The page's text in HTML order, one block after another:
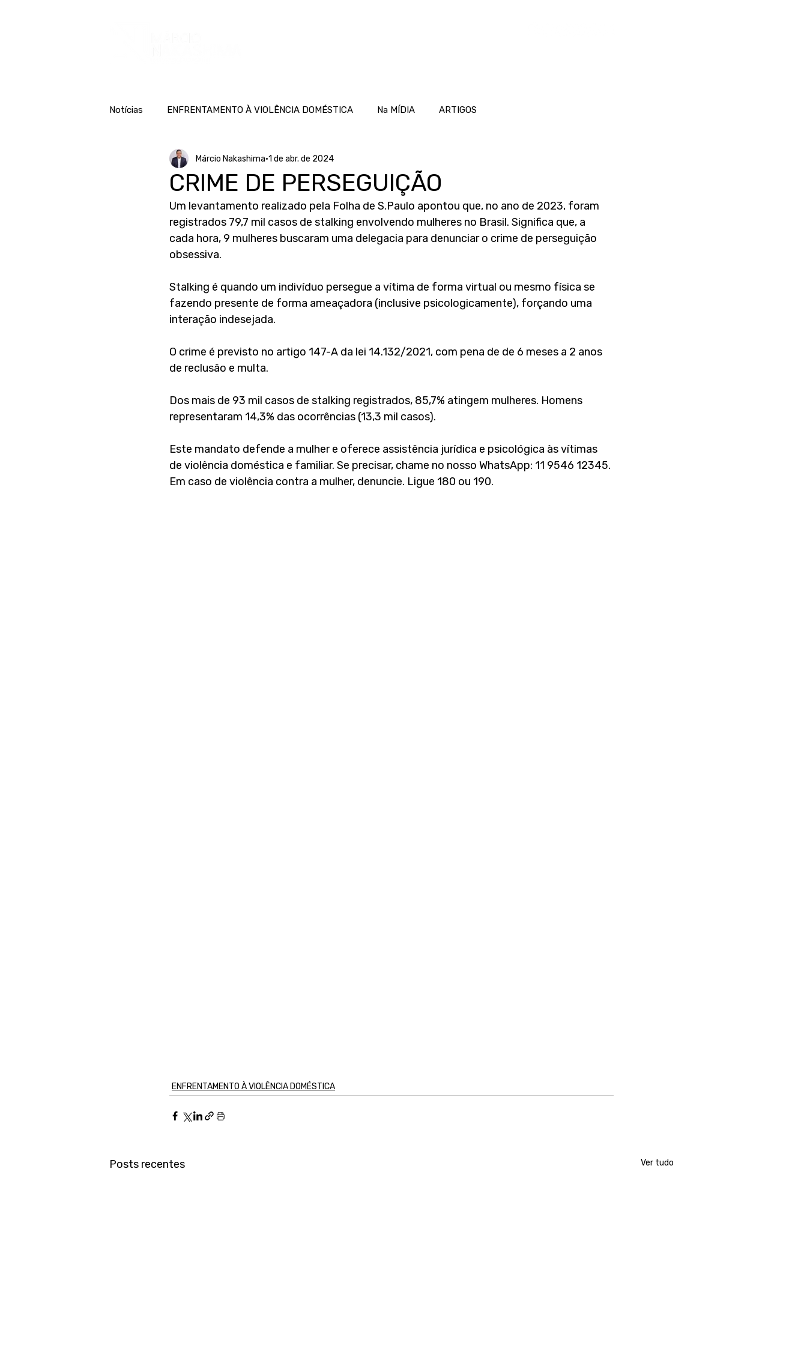
Notícias ENFRENTAMENTO À VIOLÊNCIA DOMÉSTICA Na MÍDIA ARTIGOS
CRIME DE PERSEGUIÇÃO
Márcio Nakashima 1 de abr. de 2024
Um levantamento realizado pela Folha de S.Paulo apontou que, no ano de 2023, foram
registrados 79,7 mil casos de stalking envolvendo mulheres no Brasil. Significa que, a
cada hora, 9 mulheres buscaram uma delegacia para denunciar o crime de perseguição
obsessiva.
Stalking é quando um indivíduo persegue a vítima de forma virtual ou mesmo física se
fazendo presente de forma ameaçadora (inclusive psicologicamente), forçando uma
interação indesejada.
O crime é previsto no artigo 147-A da lei 14.132/2021, com pena de de 6 meses a 2 anos
de reclusão e multa.
Dos mais de 93 mil casos de stalking registrados, 85,7% atingem mulheres. Homens
representaram 14,3% das ocorrências (13,3 mil casos).
Este mandato defende a mulher e oferece assistência jurídica e psicológica às vítimas
de violência doméstica e familiar. Se precisar, chame no nosso WhatsApp: 11 9546 12345.
Em caso de violência contra a mulher, denuncie. Ligue 180 ou 190.
ENFRENTAMENTO À VIOLÊNCIA DOMÉSTICA
Posts recentes Ver tudo